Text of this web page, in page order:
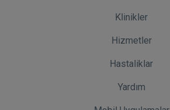
Klinikler
Hizmetler
Hastaliklar
Yardım